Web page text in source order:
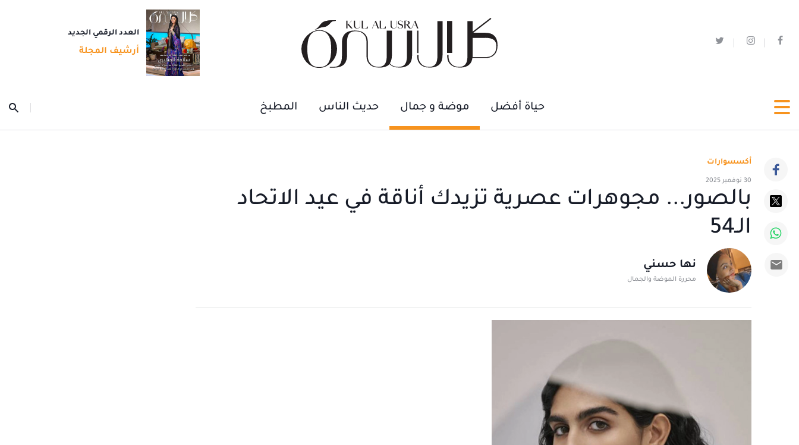
العدد الرقمي الجديد
أرشيف المجلة
حياة أفضل موضة و جمال حديث الناس المطبخ
أكسسوارات
30 نوفمبر 2025
بالصور... مجوهرات عصرية تزيدك أناقة في عيد الاتحاد
الـ54
نها حسني
محررة الموضة والجمال